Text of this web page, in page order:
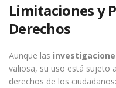
Limitaciones y
Derechos
Aunque las
valiosa, su uso está sujeto
derechos de los ciudadanos: